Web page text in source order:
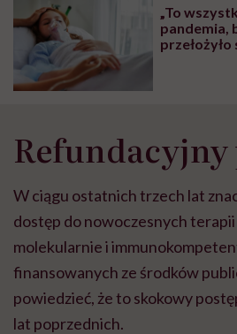
„To
pandemia,
przełożyło
W ciągu ostatnich trzech lat
dostęp do nowoczesnych
molekularnie i
finansowanych ze środków
powiedzieć, że to skokowy
lat poprzednich.